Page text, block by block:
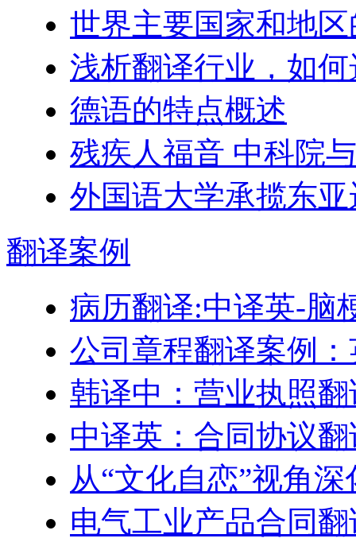
世界主要国家和地
浅析翻译行业，如
德语的特点概述
残疾人福音 中科院
外国语大学承揽东
翻译案例
病历翻译:中译英-脑
公司章程翻译案例
韩译中：营业执照翻
中译英：合同协议
从“文化自恋”视角
电气工业产品合同